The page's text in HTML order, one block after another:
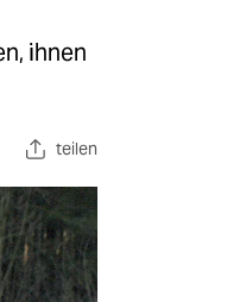
ihnen
teilen